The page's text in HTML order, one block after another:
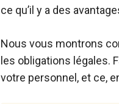
ce qu’il y a des
Nous vous montrons
les obligations légales.
votre personnel, et ce,